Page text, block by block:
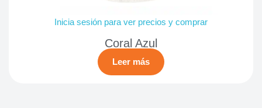
Inicia sesión para ver precios y comprar
Coral Azul
Leer más